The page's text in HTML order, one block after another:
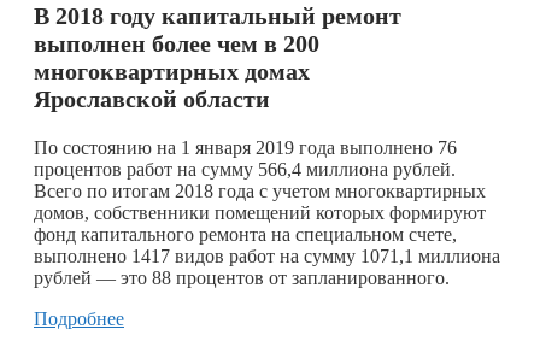
В 2018 году капитальный ремонт
выполнен более чем в 200
многоквартирных домах
Ярославской области
​По состоянию на 1 января 2019 года выполнено 76
процентов работ на сумму 566,4 миллиона рублей.
Всего по итогам 2018 года с учетом многоквартирных
домов, собственники помещений которых формируют
фонд капитального ремонта на специальном счете,
выполнено 1417 видов работ на сумму 1071,1 миллиона
рублей — это 88 процентов от запланированного.
Подробнее